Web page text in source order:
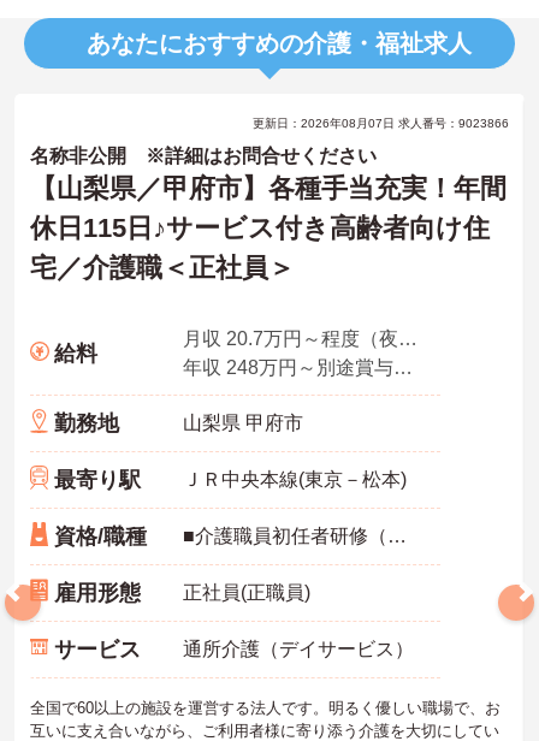
あなたにおすすめの介護・福祉求人
更新日：2026年08月07日 求人番号：9023866
名称非公開 ※詳細はお問合せください
【山梨県／甲府市】各種手当充実！年間
休日115日♪サービス付き高齢者向け住
宅／介護職＜正社員＞
給料
月収 20.7万円～程度（夜勤4回分・諸手当込）
年収 248万円～別途賞与支給あり
勤務地 山梨県 甲府市
最寄り駅 ＪＲ中央本線(東京－松本)
資格/職種 ■介護職員初任者研修（ヘルパー2級）、実務者研修（ホームヘルパー1級）のいずれか
雇用形態 正社員(正職員)
サービス 通所介護（デイサービス）
全国で60以上の施設を運営する法人です。明るく優しい職場で、お
互いに支え合いながら、ご利用者様に寄り添う介護を大切にしてい